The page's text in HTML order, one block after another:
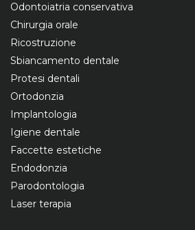
Odontoiatria conservativa
Chirurgia orale
Ricostruzione
Sbiancamento dentale
Protesi dentali
Ortodonzia
Implantologia
Igiene dentale
Faccette estetiche
Endodonzia
Parodontologia
Laser terapia